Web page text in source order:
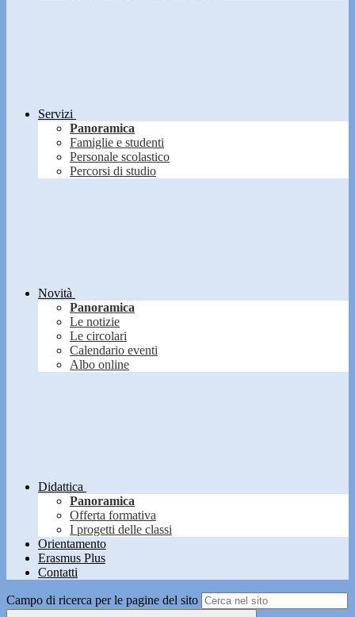
Servizi
Panoramica
Famiglie e studenti
Personale scolastico
Percorsi di studio
Novità
Panoramica
Le notizie
Le circolari
Calendario eventi
Albo online
Didattica
Panoramica
Offerta formativa
I progetti delle classi
Orientamento
Erasmus Plus
Contatti
Campo di ricerca per le pagine del sito